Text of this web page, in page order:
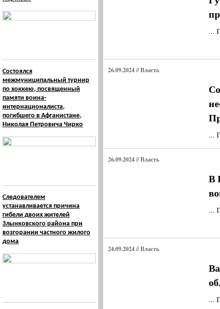
Состоялся
межмуниципальный турнир
по хоккею, посвященный
памяти воина-
интернационалиста,
погибшего в Афганистане,
Николая Петровича Чирко
Следователем
устанавливается причина
гибели двоих жителей
Злынковского района при
возгорании частного жилого
дома
...
26.09.2024 // Власть
...
26.09.2024 // Власть
В
...
24.09.2024 // Власть
...